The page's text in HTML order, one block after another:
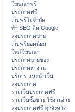
โฆษณาฟรี
ประกาศฟรี
เว็บฟรีไม่จำกัด
ทำ SEO ติด Google
ลงประกาศขาย
เว็บฟรียอดนิยม
โพสโฆษณา
ประกาศขายของ
ประกาศหางาน
บริการ แนะนำเว็บ
ลงประกาศ
รวมเว็บประกาศฟรี
รวมเว็บซื้อขาย ใช้งานง่าย
ลงประกาศฟรี ทุกจังหวัด